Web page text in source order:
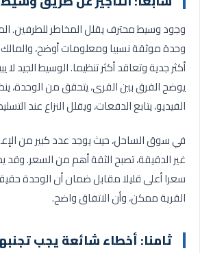
وجود وسيط محترف يقلل المخاطر للطرفين.
وحدة موثقة نسبيا ومعلومات أوضح،
أكثر جدية وتعاقد أكثر تنظيما. الوسيط الجيد
يوضح الفرق بين القرى، يتحقق من الوحدة،
الفيديو، يتابع الدفعات، ويقلل النزاع عند
في سوق الساحل، حيث يوجد عدد كبير من
غير الدقيقة، تصبح الثقة أهم من السعر. وقد
سعرا أعلى قليلا مقابل ضمان أن الوحدة
القرية ممكن، وأن الاتفاق واضح.
ثامنا: أخطاء شائعة يجب